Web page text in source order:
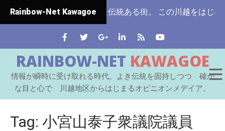
Rainbow-Net Kawagoe
て市制施行された伝統ある街。 この川越をはじめとする
RAINBOW-NET KAWAGOE
情報が瞬時に受け取れる時代。よき伝統を固持しつつ 確か
な目と心で 川越地区からはじまるオピニオンメデイア。
Tag: 小宮山泰子衆議院議員